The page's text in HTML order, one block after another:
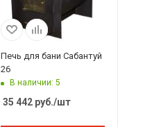
Печь для бани Сабантуй
26
В наличии: 5
35 442руб./шт